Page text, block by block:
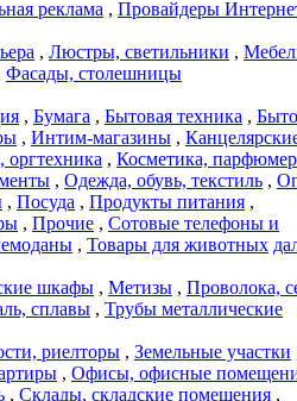
реклама , Провайдеры
, Люстры, светильники ,
Фасады, столешницы
, Бумага , Бытовая техника ,
, Интим-магазины ,
, Косметика,
, Одежда, обувь, текстиль ,
, Посуда , Продукты питания ,
, Прочие , Сотовые телефоны и
, Товары для животных
шкафы , Метизы , Проволока,
сплавы , Трубы металлические
риелторы , Земельные участки
, Офисы, офисные
, Склады, складские помещения ,